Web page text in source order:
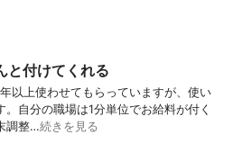
と付けてくれる
以上使わせてもらっていますが、使い
自分の職場は1分単位でお給料が付く
調整…続きを見る